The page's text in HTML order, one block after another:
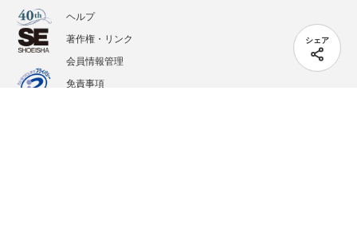
シェア
ヘルプ
著作権・リンク
会員情報管理
免責事項